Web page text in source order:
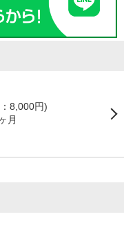
8,000円)
月